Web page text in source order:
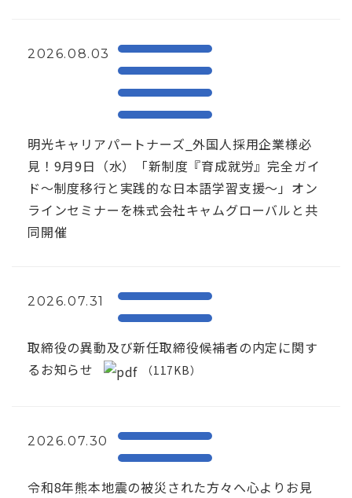
2026.08.03
明光キャリアパートナーズ_外国人採用企業様必
見！9月9日（水）「新制度『育成就労』完全ガイ
ド～制度移行と実践的な日本語学習支援～」オン
ラインセミナーを株式会社キャムグローバルと共
同開催
2026.07.31
取締役の異動及び新任取締役候補者の内定に関す
るお知らせ
（117KB）
2026.07.30
令和8年熊本地震の被災された方々へ心よりお見